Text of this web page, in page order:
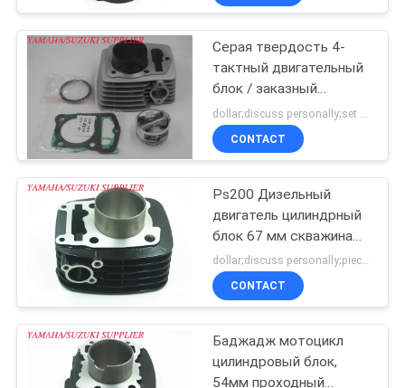
СВЯЖИТЕСЬ
НОВОСТИ
СПРОСИТЕ
ЦИТАТУ
КАРТА
САЙТА
PRIVACY
отверстия, 54,8 мм
Серая твердость 4-
тактный двигательный
блок / заказный
двигатель цилиндровый
блок
CONTACT
Ps200 Дизельный
двигатель цилиндрный
блок 67 мм скважина
для мотоциклов Bajaj
dollar;discuss personally;piece MOQ:Переговоры
CONTACT
Баджадж мотоцикл
цилиндровый блок,
54мм проходный